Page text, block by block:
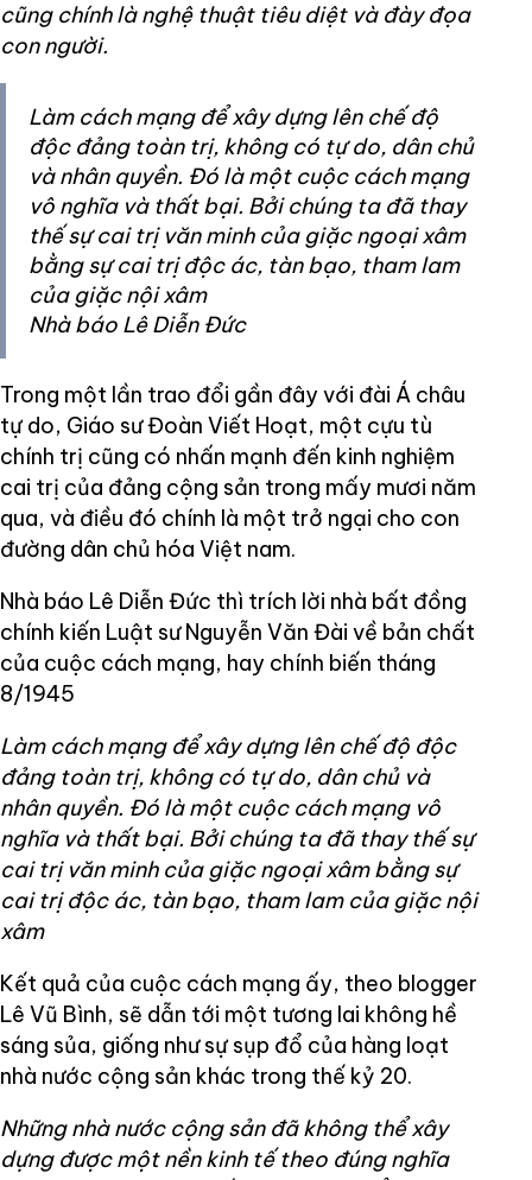
cũng chính là nghệ thuật tiêu diệt và đày đọa
con người.
Làm cách mạng để xây dựng lên chế độ
độc đảng toàn trị, không có tự do, dân chủ
và nhân quyền. Đó là một cuộc cách mạng
vô nghĩa và thất bại. Bởi chúng ta đã thay
thế sự cai trị văn minh của giặc ngoại xâm
bằng sự cai trị độc ác, tàn bạo, tham lam
của giặc nội xâm
Nhà báo Lê Diễn Đức
Trong một lần trao đổi gần đây với đài Á châu
tự do, Giáo sư Đoàn Viết Hoạt, một cựu tù
chính trị cũng có nhấn mạnh đến kinh nghiệm
cai trị của đảng cộng sản trong mấy mươi năm
qua, và điều đó chính là một trở ngại cho con
đường dân chủ hóa Việt nam.
Nhà báo Lê Diễn Đức thì trích lời nhà bất đồng
chính kiến Luật sư Nguyễn Văn Đài về bản chất
của cuộc cách mạng, hay chính biến tháng
8/1945
Làm cách mạng để xây dựng lên chế độ độc
đảng toàn trị, không có tự do, dân chủ và
nhân quyền. Đó là một cuộc cách mạng vô
nghĩa và thất bại. Bởi chúng ta đã thay thế sự
cai trị văn minh của giặc ngoại xâm bằng sự
cai trị độc ác, tàn bạo, tham lam của giặc nội
xâm
Kết quả của cuộc cách mạng ấy, theo blogger
Lê Vũ Bình, sẽ dẫn tới một tương lai không hề
sáng sủa, giống như sự sụp đổ của hàng loạt
nhà nước cộng sản khác trong thế kỷ 20.
Những nhà nước cộng sản đã không thể xây
dựng được một nền kinh tế theo đúng nghĩa